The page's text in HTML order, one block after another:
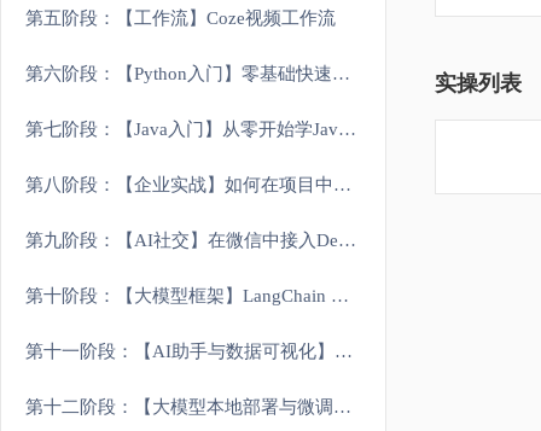
第五阶段：【工作流】Coze视频工作流
第六阶段：【Python入门】零基础快速掌握Python编程
第七阶段：【Java入门】从零开始学Java：基础到实践
第八阶段：【企业实战】如何在项目中集成智能聊天机器人
第九阶段：【AI社交】在微信中接入DeepSeek打造AI女友
第十阶段：【大模型框架】LangChain 与 基于RAG构建医疗问答系统
第十一阶段：【AI助手与数据可视化】Assistants 与 Streamlit
第十二阶段：【大模型本地部署与微调】训练属于你的Deepseek
实操列表